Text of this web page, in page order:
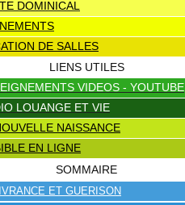
DOMINICAL
DE SALLES
LIENS UTILES
VIDEOS - YOUTUBE
LOUANGE ET VIE
NAISSANCE
EN LIGNE
SOMMAIRE
ET GUERISON